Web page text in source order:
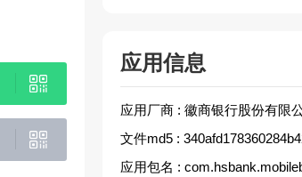
应用信息
应用厂商 : 徽商银行股份有限
文件md5 :
应用包名 :